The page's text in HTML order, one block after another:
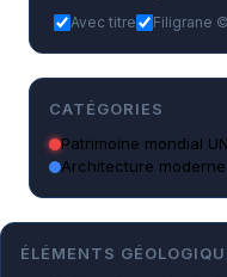
Avec titre
Filigrane
CATÉGORIES
Patrimoine mondial
Architecture moderne
ÉLÉMENTS